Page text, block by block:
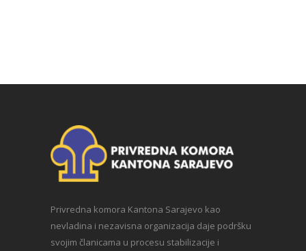
Privredna komora Kantona Sarajevo kao
nevladina i nezavisna organizacija daje podršku
svojim članicama u procesu stabilizacije i